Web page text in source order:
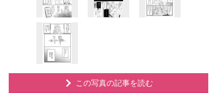
この写真の記事を読む